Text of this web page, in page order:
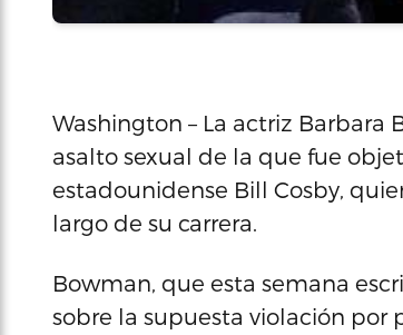
Washington – La actriz
asalto sexual de la que fue
estadounidense Bill Cosby,
largo de su carrera.
Bowman, que esta semana
sobre la supuesta violación por